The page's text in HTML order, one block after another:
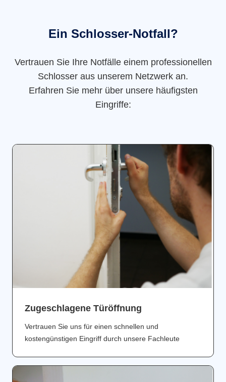
Ein Schlosser-Notfall?
Vertrauen Sie Ihre Notfälle einem professionellen
Schlosser aus unserem Netzwerk an.
Erfahren Sie mehr über unsere häufigsten
Eingriffe:
Zugeschlagene Türöffnung
Vertrauen Sie uns für einen schnellen und
kostengünstigen Eingriff durch unsere Fachleute